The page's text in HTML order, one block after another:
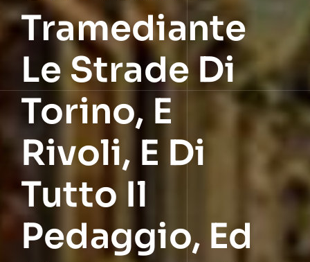
Tramediante
Le Strade Di
Torino, E
Rivoli, E Di
Tutto Il
Pedaggio, Ed